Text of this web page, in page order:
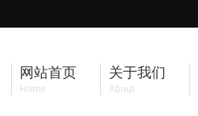
网站首页
Home
关于我们
About